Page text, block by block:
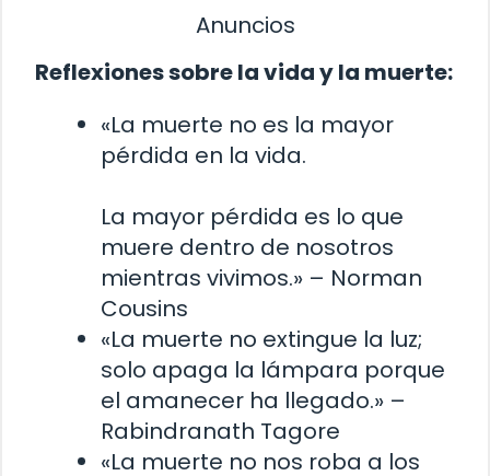
Anuncios
Reflexiones sobre la vida y la muerte:
«La muerte no es la mayor
pérdida en la vida.
La mayor pérdida es lo que
muere dentro de nosotros
mientras vivimos.» – Norman
Cousins
«La muerte no extingue la luz;
solo apaga la lámpara porque
el amanecer ha llegado.» –
Rabindranath Tagore
«La muerte no nos roba a los